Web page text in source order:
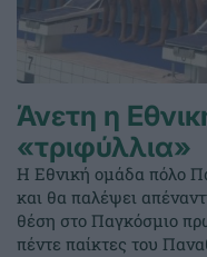
Άνετη η
«τριφύλλια»
Η Εθνική ομάδα πόλο
και θα παλέψει
θέση στο Παγκόσμιο
πέντε παίκτες του